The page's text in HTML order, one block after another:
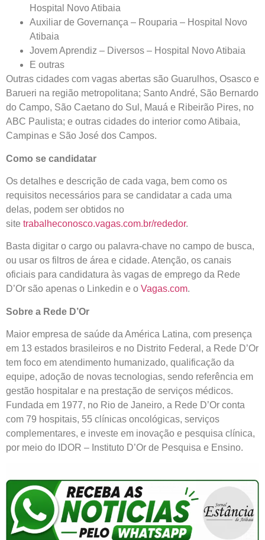
Hospital Novo Atibaia
Auxiliar de Governança – Rouparia – Hospital Novo
Atibaia
Jovem Aprendiz – Diversos – Hospital Novo Atibaia
E outras
Outras cidades com vagas abertas são Guarulhos, Osasco e
Barueri na região metropolitana; Santo André, São Bernardo
do Campo, São Caetano do Sul, Mauá e Ribeirão Pires, no
ABC Paulista; e outras cidades do interior como Atibaia,
Campinas e São José dos Campos.
Como se candidatar
Os detalhes e descrição de cada vaga, bem como os
requisitos necessários para se candidatar a cada uma
delas, podem ser obtidos no
site trabalheconosco.vagas.com.br/rededor.
Basta digitar o cargo ou palavra-chave no campo de busca,
ou usar os filtros de área e cidade. Atenção, os canais
oficiais para candidatura às vagas de emprego da Rede
D’Or são apenas o Linkedin e o Vagas.com.
Sobre a Rede D’Or
Maior empresa de saúde da América Latina, com presença
em 13 estados brasileiros e no Distrito Federal, a Rede D’Or
tem foco em atendimento humanizado, qualificação da
equipe, adoção de novas tecnologias, sendo referência em
gestão hospitalar e na prestação de serviços médicos.
Fundada em 1977, no Rio de Janeiro, a Rede D’Or conta
com 79 hospitais, 55 clínicas oncológicas, serviços
complementares, e investe em inovação e pesquisa clínica,
por meio do IDOR – Instituto D’Or de Pesquisa e Ensino.